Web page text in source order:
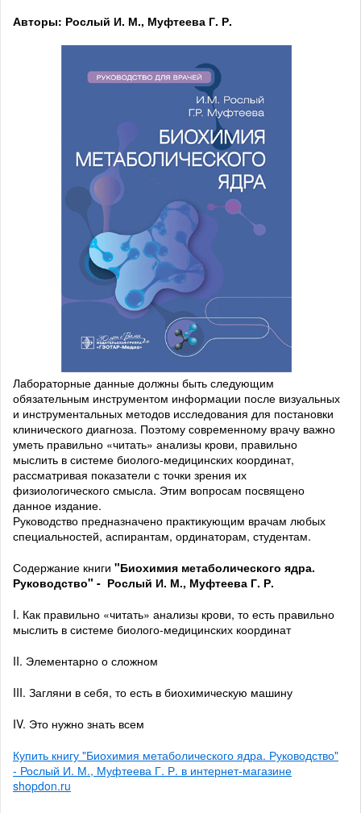
Авторы: Рослый И. М., Муфтеева Г. Р.
Лабораторные данные должны быть следующим
обязательным инструментом информации после визуальных
и инструментальных методов исследования для постановки
клинического диагноза. Поэтому современному врачу важно
уметь правильно «читать» анализы крови, правильно
мыслить в системе биолого-медицинских координат,
рассматривая показатели с точки зрения их
физиологического смысла. Этим вопросам посвящено
данное издание.
Руководство предназначено практикующим врачам любых
специальностей, аспирантам, ординаторам, студентам.
Содержание книги "Биохимия метаболического ядра.
Руководство" - Рослый И. М., Муфтеева Г. Р.
I. Как правильно «читать» анализы крови, то есть правильно
мыслить в системе биолого-медицинских координат
II. Элементарно о сложном
III. Загляни в себя, то есть в биохимическую машину
IV. Это нужно знать всем
Купить книгу "Биохимия метаболического ядра. Руководство"
- Рослый И. М., Муфтеева Г. Р. в интернет-магазине
shopdon.ru